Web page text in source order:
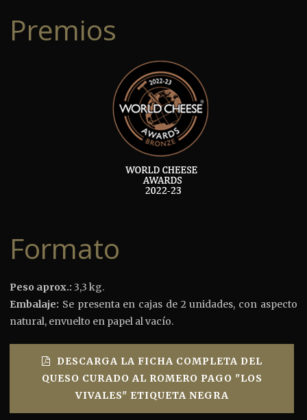
Premios
Formato
Peso aprox.: 3,3 kg.
Embalaje: Se presenta en cajas de 2 unidades, con aspecto
natural, envuelto en papel al vacío.
DESCARGA LA FICHA COMPLETA DEL
QUESO CURADO AL ROMERO PAGO "LOS
VIVALES" ETIQUETA NEGRA